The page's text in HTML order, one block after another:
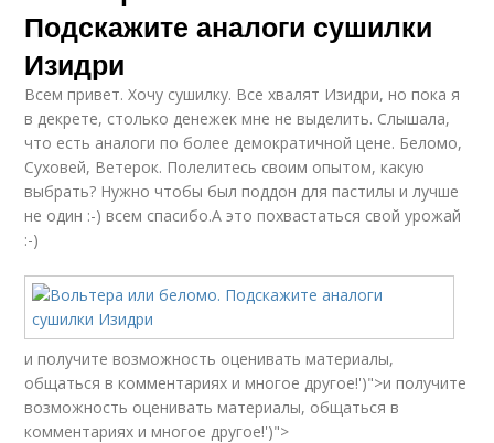
Подскажите аналоги сушилки
Изидри
Всем привет. Хочу сушилку. Все хвалят Изидри, но пока я
в декрете, столько денежек мне не выделить. Слышала,
что есть аналоги по более демократичной цене. Беломо,
Суховей, Ветерок. Полелитесь своим опытом, какую
выбрать? Нужно чтобы был поддон для пастилы и лучше
не один :-) всем спасибо.А это похвастаться свой урожай
:-)
и получите возможность оценивать материалы,
общаться в комментариях и многое другое!')">и получите
возможность оценивать материалы, общаться в
комментариях и многое другое!')">